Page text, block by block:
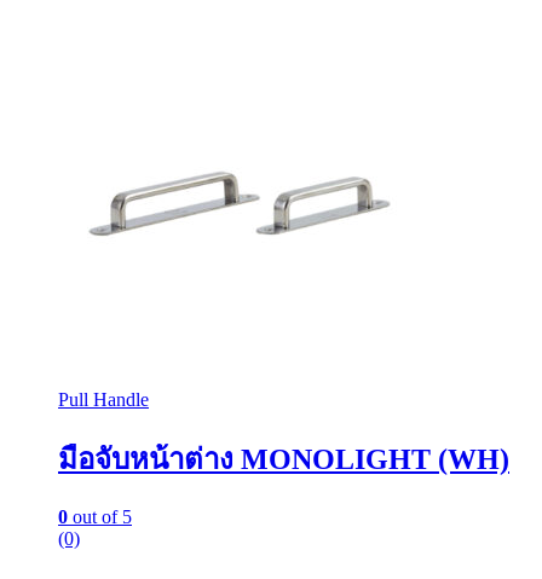
Pull Handle
มือจับหน้าต่าง MONOLIGHT (WH)
0 out of 5
(0)